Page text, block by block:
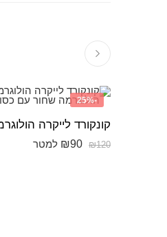
-25%
₪120
₪90 למטר